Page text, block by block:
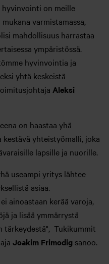
on meille
varmistamassa,
mahdollisuus harrastaa
ympäristössä.
hyvinvointia ja
yhtä keskeistä
Aleksi
on haastaa yhä
yhteistyömalli, joka
lapsille ja nuorille.
useampi yritys lähtee
asiaa.
ainoastaan kerää varoja,
ja lisää ymmärrystä
tärkeydestä", Tukikummit
Joakim Frimodig sanoo.